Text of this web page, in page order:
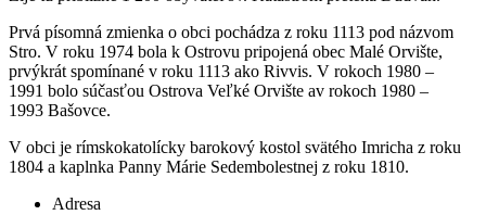
Prvá písomná zmienka o obci pochádza z roku 1113 pod názvom
Stro. V roku 1974 bola k Ostrovu pripojená obec Malé Orvište,
prvýkrát spomínané v roku 1113 ako Rivvis. V rokoch 1980 –
1991 bolo súčasťou Ostrova Veľké Orvište av rokoch 1980 –
1993 Bašovce.
V obci je rímskokatolícky barokový kostol svätého Imricha z roku
1804 a kaplnka Panny Márie Sedembolestnej z roku 1810.
Adresa